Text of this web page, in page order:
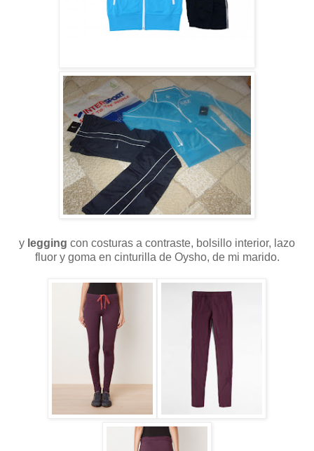
y legging con costuras a contraste, bolsillo interior, lazo
fluor y goma en cinturilla de Oysho, de mi marido.